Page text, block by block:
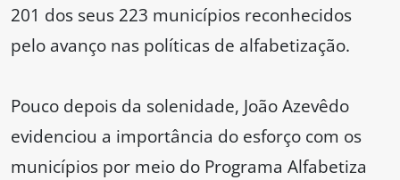
201 dos seus 223 municípios reconhecidos
pelo avanço nas políticas de alfabetização.
Pouco depois da solenidade, João Azevêdo
evidenciou a importância do esforço com os
municípios por meio do Programa Alfabetiza